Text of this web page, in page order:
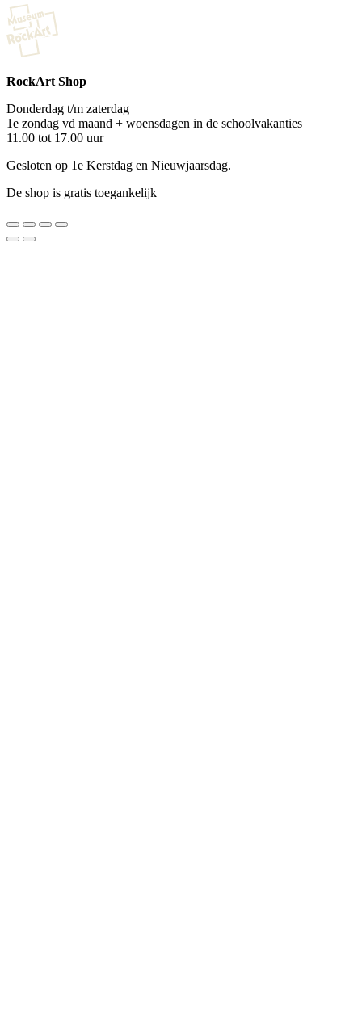
RockArt Shop
Donderdag t/m zaterdag
1e zondag vd maand + woensdagen in de schoolvakanties
11.00 tot 17.00 uur
Gesloten op 1e Kerstdag en Nieuwjaarsdag.
De shop is gratis toegankelijk